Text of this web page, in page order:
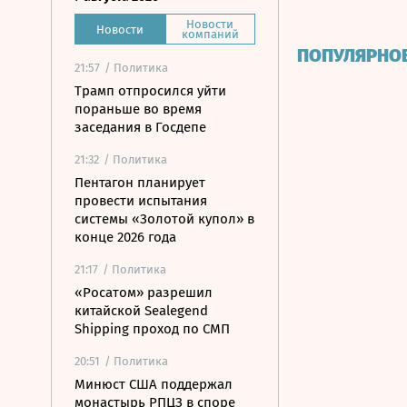
Новости Новости
компаний
21:57 / Политика
Трамп отпросился уйти
пораньше во время
заседания в Госдепе
21:32 / Политика
Пентагон планирует
провести испытания
системы «Золотой купол» в
конце 2026 года
21:17 / Политика
«Росатом» разрешил
китайской Sealegend
Shipping проход по СМП
20:51 / Политика
Минюст США поддержал
монастырь РПЦЗ в споре